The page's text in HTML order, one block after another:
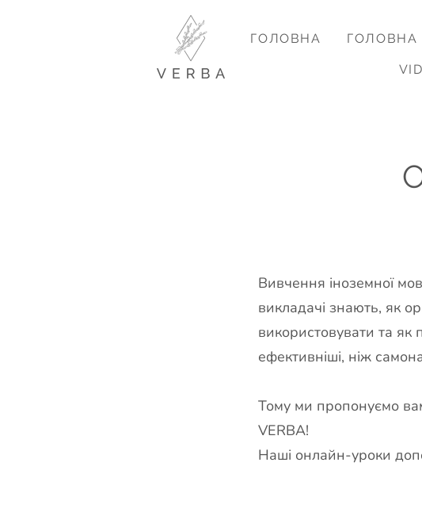
ГОЛОВНА ГОЛОВНА
Вивчення іноземної
викладачі знають, як
використовувати та
ефективніші, ніж
Тому ми пропонуємо
VERBA!
Наші онлайн-уроки